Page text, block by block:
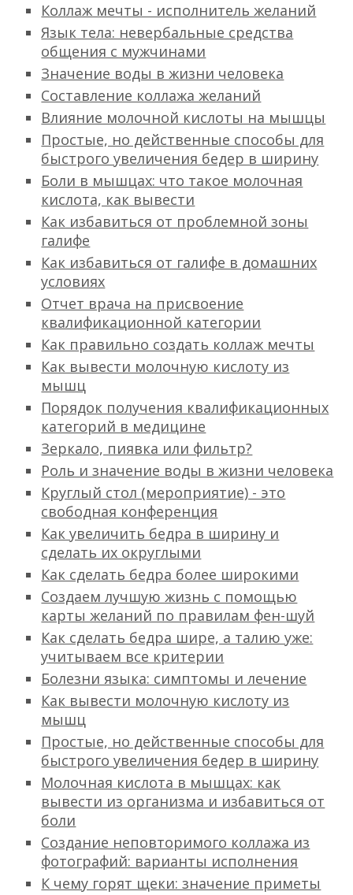
Коллаж мечты - исполнитель желаний
Язык тела: невербальные средства
общения с мужчинами
Значение воды в жизни человека
Составление коллажа желаний
Влияние молочной кислоты на мышцы
Простые, но действенные способы для
быстрого увеличения бедер в ширину
Боли в мышцах: что такое молочная
кислота, как вывести
Как избавиться от проблемной зоны
галифе
Как избавиться от галифе в домашних
условиях
Отчет врача на присвоение
квалификационной категории
Как правильно создать коллаж мечты
Как вывести молочную кислоту из
мышц
Порядок получения квалификационных
категорий в медицине
Зеркало, пиявка или фильтр?
Роль и значение воды в жизни человека
Круглый стол (мероприятие) - это
свободная конференция
Как увеличить бедра в ширину и
сделать их округлыми
Как сделать бедра более широкими
Создаем лучшую жизнь с помощью
карты желаний по правилам фен-шуй
Как сделать бедра шире, а талию уже:
учитываем все критерии
Болезни языка: симптомы и лечение
Как вывести молочную кислоту из
мышц
Простые, но действенные способы для
быстрого увеличения бедер в ширину
Молочная кислота в мышцах: как
вывести из организма и избавиться от
боли
Создание неповторимого коллажа из
фотографий: варианты исполнения
К чему горят щеки: значение приметы